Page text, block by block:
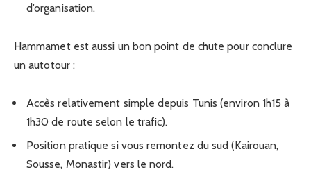
d’organisation.
Hammamet est aussi un bon point de chute pour conclure
un autotour :
Accès relativement simple depuis Tunis (environ 1h15 à
1h30 de route selon le trafic).
Position pratique si vous remontez du sud (Kairouan,
Sousse, Monastir) vers le nord.